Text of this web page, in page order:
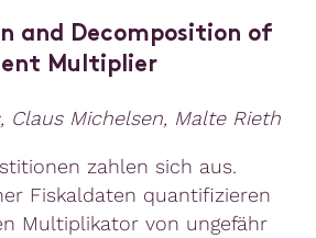
and Decomposition of
Multiplier
Claus Michelsen, Malte Rieth
zahlen sich aus.
Fiskaldaten quantifizieren
Multiplikator von ungefähr